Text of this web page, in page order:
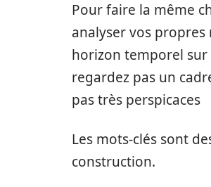
Pour faire la même
analyser vos
horizon temporel sur
regardez pas un
pas très perspicaces
Les mots-clés sont
construction.